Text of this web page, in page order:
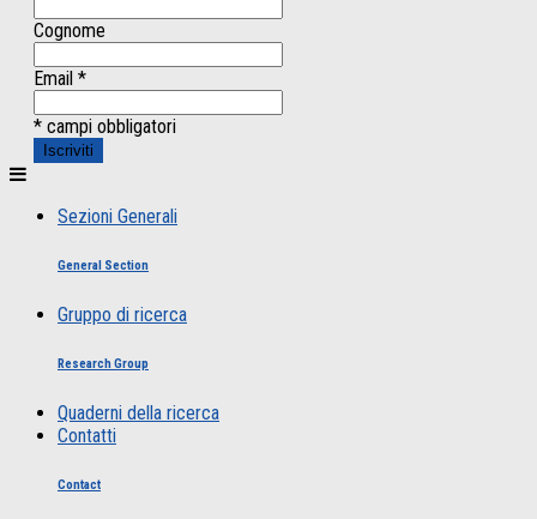
Cognome
Email *
* campi obbligatori
Sezioni Generali
General Section
Gruppo di ricerca
Research Group
Quaderni della ricerca
Contatti
Contact